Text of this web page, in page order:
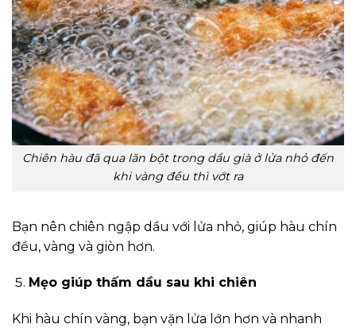
Chiên hàu đã qua lăn bột trong dầu già ở lửa nhỏ đến
khi vàng đều thì vớt ra
Bạn nên chiên ngập dầu với lửa nhỏ, giúp hàu chín
đều, vàng và giòn hơn.
Mẹo giúp thấm dầu sau khi chiên
Khi hàu chín vàng, bạn vặn lửa lớn hơn và nhanh